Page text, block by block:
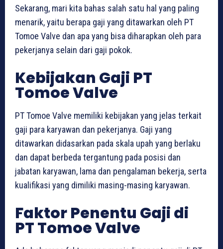
Sekarang, mari kita bahas salah satu hal yang paling
menarik, yaitu berapa gaji yang ditawarkan oleh PT
Tomoe Valve dan apa yang bisa diharapkan oleh para
pekerjanya selain dari gaji pokok.
Kebijakan Gaji PT
Tomoe Valve
PT Tomoe Valve memiliki kebijakan yang jelas terkait
gaji para karyawan dan pekerjanya. Gaji yang
ditawarkan didasarkan pada skala upah yang berlaku
dan dapat berbeda tergantung pada posisi dan
jabatan karyawan, lama dan pengalaman bekerja, serta
kualifikasi yang dimiliki masing-masing karyawan.
Faktor Penentu Gaji di
PT Tomoe Valve